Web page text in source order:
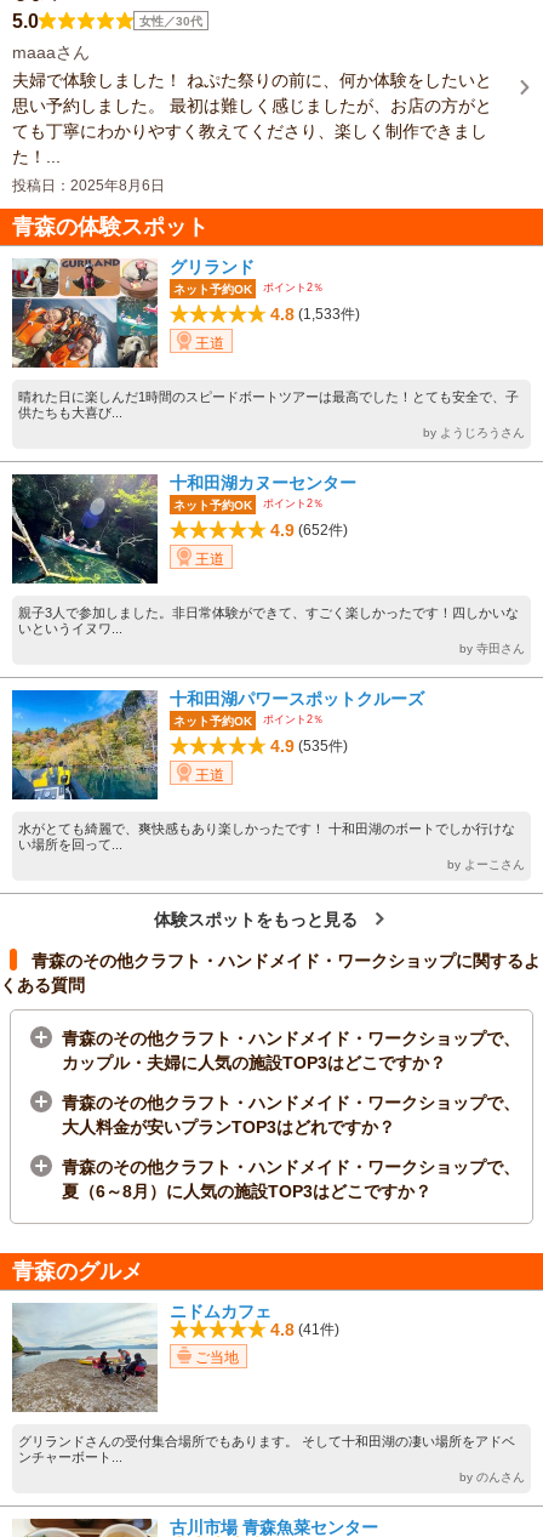
5.0 女性／30代
maaaさん
夫婦で体験しました！ ねぷた祭りの前に、何か体験をしたいと
思い予約しました。 最初は難しく感じましたが、お店の方がと
ても丁寧にわかりやすく教えてくださり、楽しく制作できまし
た！...
投稿日：2025年8月6日
青森の体験スポット
グリランド
ネット予約OK ポイント2％
4.8 (1,533件)
王道
晴れた日に楽しんだ1時間のスピードボートツアーは最高でした！とても安全で、子
供たちも大喜び...
by ようじろうさん
十和田湖カヌーセンター
ネット予約OK ポイント2％
4.9 (652件)
王道
親子3人で参加しました。非日常体験ができて、すごく楽しかったです！四しかいな
いというイヌワ...
by 寺田さん
十和田湖パワースポットクルーズ
ネット予約OK ポイント2％
4.9 (535件)
王道
水がとても綺麗で、爽快感もあり楽しかったです！ 十和田湖のボートでしか行けな
い場所を回って...
by よーこさん
体験スポットをもっと見る
青森のその他クラフト・ハンドメイド・ワークショップに関するよ
くある質問
青森のその他クラフト・ハンドメイド・ワークショップで、
カップル・夫婦に人気の施設TOP3はどこですか？
青森のその他クラフト・ハンドメイド・ワークショップで、
大人料金が安いプランTOP3はどれですか？
青森のその他クラフト・ハンドメイド・ワークショップで、
夏（6～8月）に人気の施設TOP3はどこですか？
青森のグルメ
ニドムカフェ
4.8 (41件)
ご当地
グリランドさんの受付集合場所でもあります。 そして十和田湖の凄い場所をアドベ
ンチャーボート...
by のんさん
古川市場 青森魚菜センター